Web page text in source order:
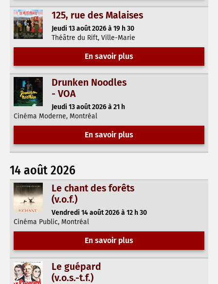
125, rue des Malaises
Jeudi 13 août 2026 à 19 h 30
Théâtre du Rift, Ville-Marie
En savoir plus
Drunken Noodles
- VOA
Jeudi 13 août 2026 à 21 h
Cinéma Moderne, Montréal
En savoir plus
14 août 2026
Le chant des forêts
(v.o.f.)
Vendredi 14 août 2026 à 12 h 30
Cinéma Public, Montréal
En savoir plus
Le guépard
(v.o.s.-t.f.)